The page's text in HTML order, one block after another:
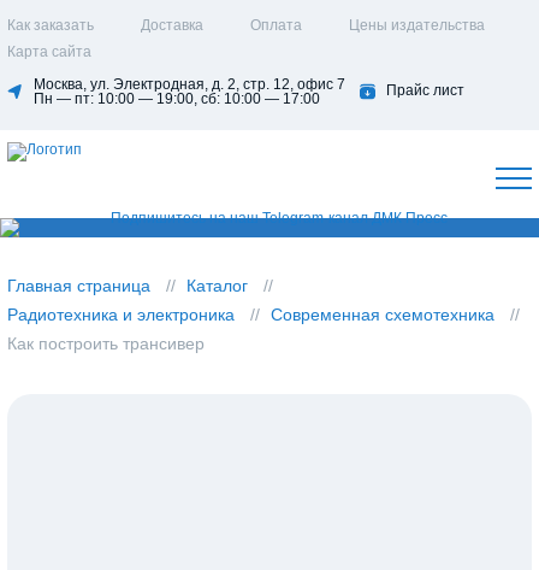
Как заказать Доставка Оплата
Цены издательства
Карта сайта
Москва, ул. Электродная, д. 2, стр. 12, офис 7
Пн — пт: 10:00 — 19:00, сб: 10:00 — 17:00
Прайс лист
Главная страница
Каталог
Радиотехника и электроника
Современная схемотехника
Как построить трансивер